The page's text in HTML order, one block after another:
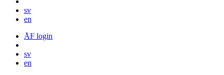
sv
en
ÅF login
sv
en